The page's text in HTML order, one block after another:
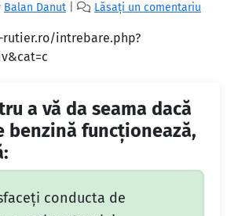
Balan Danut Lăsați un comentariu
intrebare.php?
a vă da seama dacă
benzină funcţionează,
conducta de